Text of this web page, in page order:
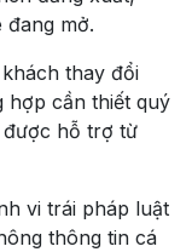
đang mở.
thay đổi
hợp cần thiết quý
được hỗ trợ từ
vi trái pháp luật
thông tin cá